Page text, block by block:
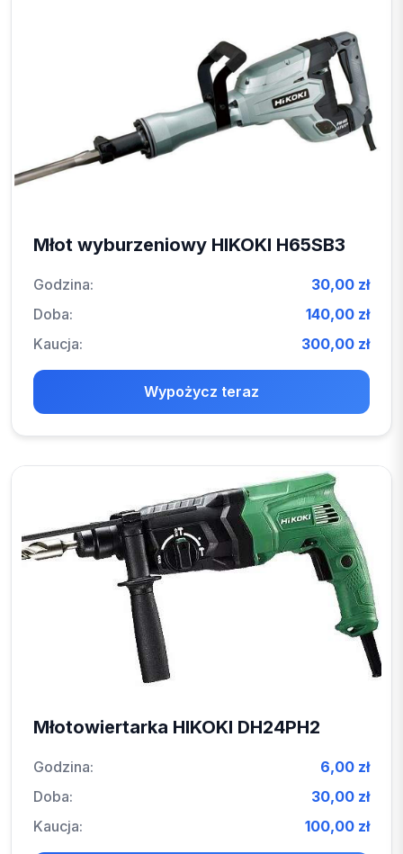
Młot wyburzeniowy HIKOKI H65SB3
Godzina:
30,00 zł
Doba:
140,00 zł
Kaucja:
300,00 zł
Wypożycz teraz
Młotowiertarka HIKOKI DH24PH2
Godzina:
6,00 zł
Doba:
30,00 zł
Kaucja:
100,00 zł